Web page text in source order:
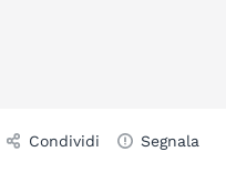
Condividi Segnala